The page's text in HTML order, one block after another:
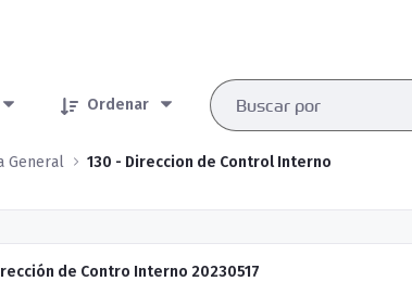
Ordenar
General 130 - Direccion de Control Interno
de Contro Interno 20230517